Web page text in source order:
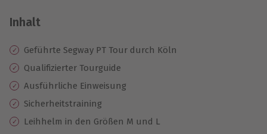
Inhalt
Geführte Segway PT Tour durch Köln
Qualifizierter Tourguide
Ausführliche Einweisung
Sicherheitstraining
Leihhelm in den Größen M und L